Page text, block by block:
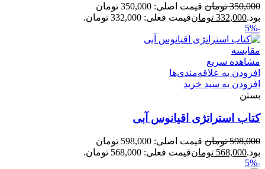
350,000 تومان
قیمت اصلی: 350,000 تومان
بود.332,000 تومانقیمت فعلی: 332,000 تومان.
-5%
مقایسه
مشاهده سریع
افزودن به علاقه‌مندی‌ها
افزودن به سبد خرید
بستن
کتاب استراتژی اقیانوس آبی
598,000 تومان
قیمت اصلی: 598,000 تومان
بود.568,000 تومانقیمت فعلی: 568,000 تومان.
-5%